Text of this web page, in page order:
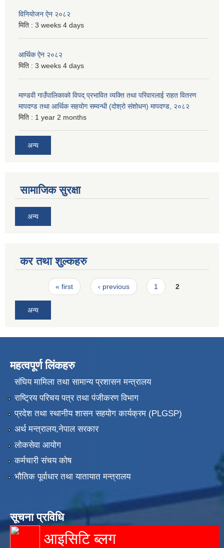
विनियोजन ऐन २०८२
मिति : 3 weeks 4 days
आर्थिक ऐन २०८२
मिति : 3 weeks 4 days
माण्डवी गाउँपालिकाको विपद् प्रभावित व्यक्ति तथा परिवारलाई राहत वितरण
मापदण्ड तथा आर्थिक सहयोग सम्वन्धी (दोश्रो संशोधन) मापदण्ड, २०८२
मिति : 1 year 2 months
अन्य
सामाजिक सुरक्षा
अन्य
कर तथा शुल्कहरु
Pages« first ‹ previous 1 2
अन्य
महत्वपूर्ण लिंकहरु
संघिय मामिला तथा सामान्य प्रशासन मन्त्रालय
राष्ट्रिय परिचय पत्र तथा पंजीकरण विभाग
प्रदेश तथा स्थानीय शासन सहयोग कार्यक्रम (PLGSP)
अर्थ मन्त्रालय,नेपाल सरकार
लोकसेवा आयोग
कर्मचारी संचय कोष
भौतिक पूर्वाधार तथा यातायात मन्त्रालय
सूचना प्रविधि
आइसिटि ब्लग